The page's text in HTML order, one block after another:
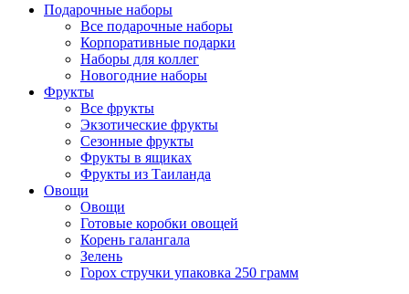
Подарочные наборы
Все подарочные наборы
Корпоративные подарки
Наборы для коллег
Новогодние наборы
Фрукты
Все фрукты
Экзотические фрукты
Сезонные фрукты
Фрукты в ящиках
Фрукты из Таиланда
Овощи
Овощи
Готовые коробки овощей
Корень галангала
Зелень
Горох стручки упаковка 250 грамм